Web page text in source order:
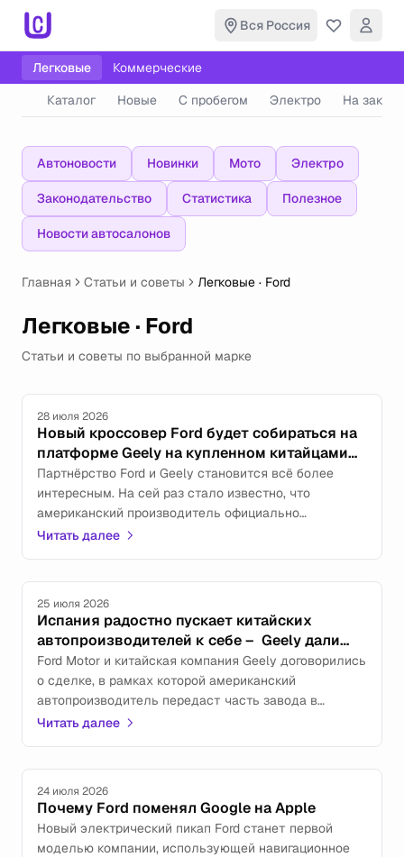
Вся Россия
Легковые
Коммерческие
Каталог
Новые С пробегом Электро На заказ
Автоновости Новинки Мото Электро
Законодательство Статистика Полезное
Новости автосалонов
Главная Статьи и советы Легковые · Ford
Легковые · Ford
Статьи и советы по выбранной марке
28 июля 2026
Новый кроссовер Ford будет собираться на
платформе Geely на купленном китайцами
заводе
Партнёрство Ford и Geely становится всё более
интересным. На сей раз стало известно, что
американский производитель официально
подтвердил разработку автомобиля, который придёт
Читать далее
25 июля 2026
Испания радостно пускает китайских
автопроизводителей к себе – Geely дали
купить часть завода Ford
Ford Motor и китайская компания Geely договорились
о сделке, в рамках которой американский
автопроизводитель передаст часть завода в
Альмуссафесе, расположенного рядом с испанской
Евросоюза.
Читать далее
24 июля 2026
Почему Ford поменял Google на Apple
Новый электрический пикап Ford станет первой
моделью компании, использующей навигационное